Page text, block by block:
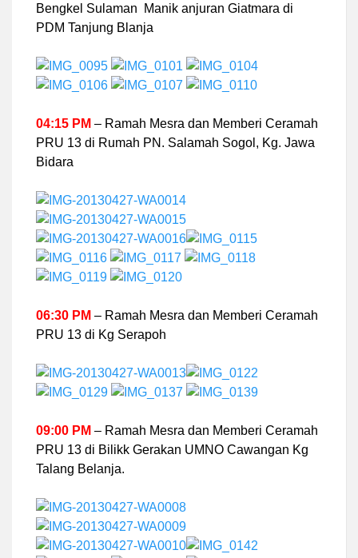
Bengkel Sulaman Manik anjuran Giatmara di
PDM Tanjung Blanja
04:15 PM – Ramah Mesra dan Memberi Ceramah
PRU 13 di Rumah PN. Salamah Sogol, Kg. Jawa
Bidara
06:30 PM – Ramah Mesra dan Memberi Ceramah
PRU 13 di Kg Serapoh
09:00 PM – Ramah Mesra dan Memberi Ceramah
PRU 13 di Bilikk Gerakan UMNO Cawangan Kg
Talang Belanja.